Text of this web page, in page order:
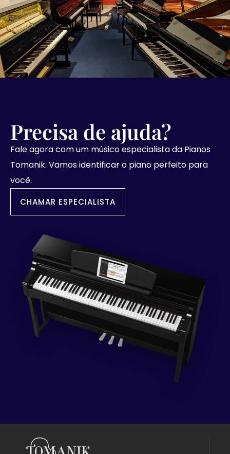
Precisa de ajuda?
Fale agora com um músico especialista da Pianos
Tomanik. Vamos identificar o piano perfeito para
você.
CHAMAR ESPECIALISTA